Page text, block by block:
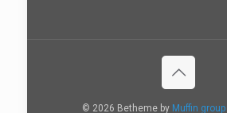
© 2026 Betheme by Muffin group